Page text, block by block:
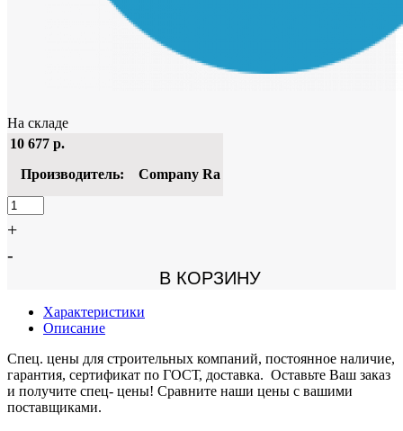
На складе
10 677 р.
Производитель:
Company Ra
+
-
В КОРЗИНУ
Характеристики
Описание
Спец. цены для строительных компаний, постоянное наличие,
гарантия, сертификат по ГОСТ, доставка. Оставьте Ваш заказ
и получите спец- цены! Сравните наши цены с вашими
поставщиками.